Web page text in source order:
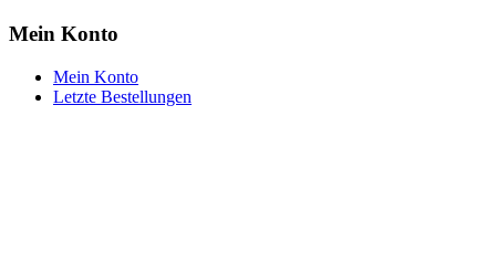
Mein Konto
Mein Konto
Letzte Bestellungen